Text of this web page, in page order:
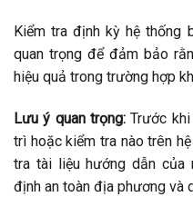
Kiểm tra định kỳ hệ thống
quan trọng để đảm bảo
hiệu quả trong trường hợp
Lưu ý quan trọng: Trước
trì hoặc kiểm tra nào trên
tra tài liệu hướng dẫn của
định an toàn địa phương và